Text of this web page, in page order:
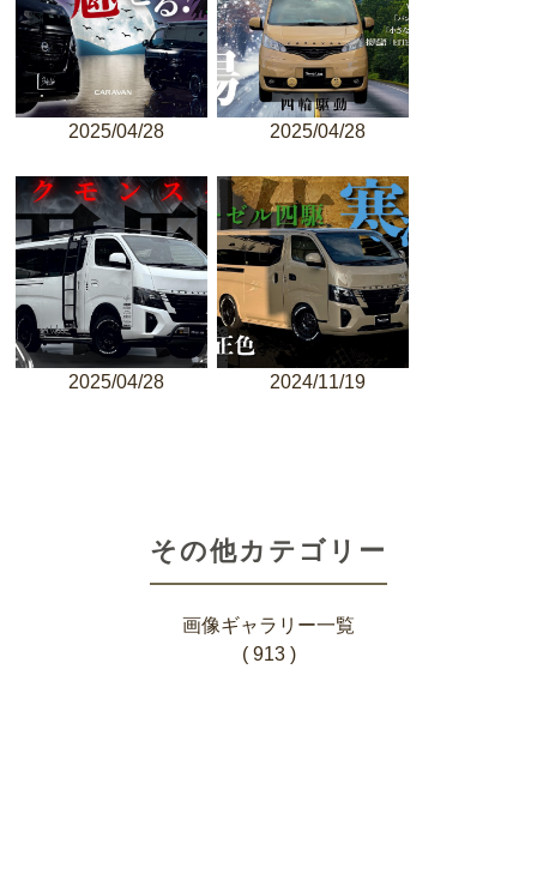
2025/04/28 2025/04/28
2025/04/28 2024/11/19
その他カテゴリー
画像ギャラリー一覧
( 913 )